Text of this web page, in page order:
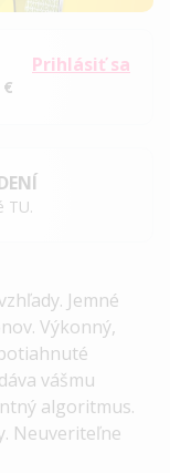
Prihlásiť sa
€
TU.
Jemné
Výkonný,
vášmu
algoritmus.
Neuveriteľne